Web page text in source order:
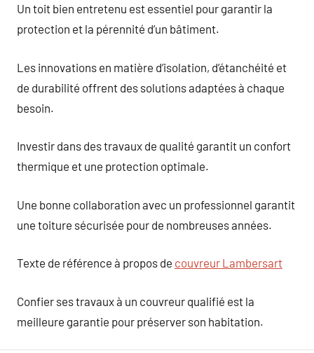
Un toit bien entretenu est essentiel pour garantir la
protection et la pérennité d’un bâtiment.
Les innovations en matière d’isolation, d’étanchéité et
de durabilité offrent des solutions adaptées à chaque
besoin.
Investir dans des travaux de qualité garantit un confort
thermique et une protection optimale.
Une bonne collaboration avec un professionnel garantit
une toiture sécurisée pour de nombreuses années.
Texte de référence à propos de couvreur Lambersart
Confier ses travaux à un couvreur qualifié est la
meilleure garantie pour préserver son habitation.